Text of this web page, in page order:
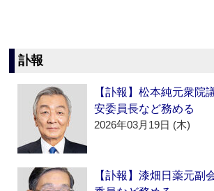
訃報
【訃報】松本純元衆院
安委員長など務める
2026年03月19日 (木)
【訃報】漆畑日薬元副